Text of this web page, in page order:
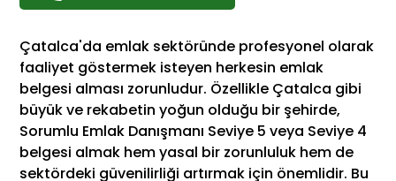
Çatalca'da emlak sektöründe profesyonel olarak
faaliyet göstermek isteyen herkesin emlak
belgesi alması zorunludur. Özellikle Çatalca gibi
büyük ve rekabetin yoğun olduğu bir şehirde,
Sorumlu Emlak Danışmanı Seviye 5 veya Seviye 4
belgesi almak hem yasal bir zorunluluk hem de
sektördeki güvenilirliği artırmak için önemlidir. Bu